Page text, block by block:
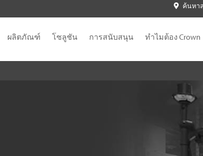
ค้นหา
ผลิตภัณฑ์ โซลูชัน การสนับสนุน ทำไมต้อง Crown